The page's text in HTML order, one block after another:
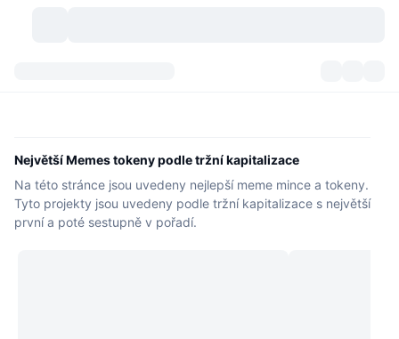
Kategorie
Historické snímky
Přehled trhu
Spotový trh
Signály New
Trendující
Burzy
Centralizované burzy
Komunita
Největší Memes tokeny podle tržní kapitalizace
Na této stránce jsou uvedeny nejlepší meme mince a tokeny.
Tyto projekty jsou uvedeny podle tržní kapitalizace s největší
první a poté sestupně v pořadí.